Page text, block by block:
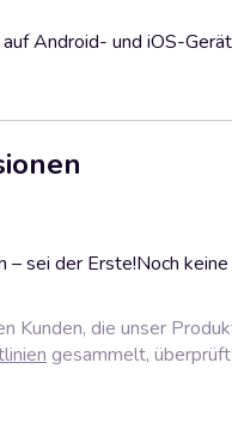
Android- und iOS-
– sei der Erste!Noch
Kunden, die unser
gesammelt,